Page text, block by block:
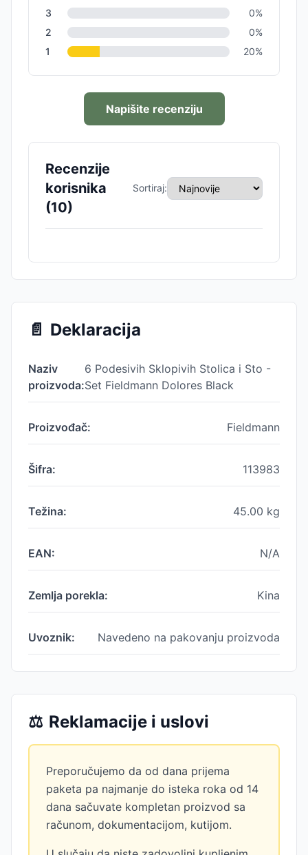
3
0%
2
0%
1
20%
Napišite recenziju
Recenzije
korisnika
(10)
Sortiraj:
📄 Deklaracija
Naziv
proizvoda:
6 Podesivih Sklopivih Stolica i Sto -
Set Fieldmann Dolores Black
Proizvođač: Fieldmann
Šifra: 113983
Težina: 45.00 kg
EAN: N/A
Zemlja porekla: Kina
Uvoznik: Navedeno na pakovanju proizvoda
⚖️ Reklamacije i uslovi
Preporučujemo da od dana prijema
paketa pa najmanje do isteka roka od 14
dana sačuvate kompletan proizvod sa
računom, dokumentacijom, kutijom.